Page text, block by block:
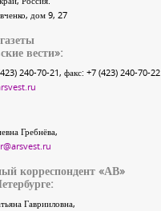
, дом 9, 27
вести»:
240-70-21, факс: +7 (423) 240-70-22
Гребнёва,
корреспондент «АВ»
Гаврииловна,